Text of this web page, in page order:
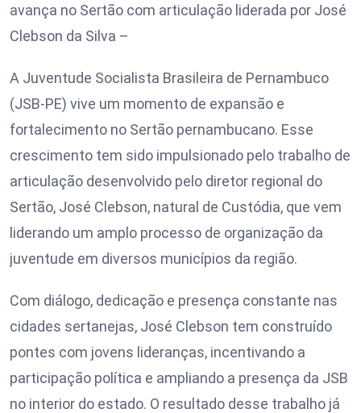
avança no Sertão com articulação liderada por José
Clebson da Silva –
A Juventude Socialista Brasileira de Pernambuco
(JSB-PE) vive um momento de expansão e
fortalecimento no Sertão pernambucano. Esse
crescimento tem sido impulsionado pelo trabalho de
articulação desenvolvido pelo diretor regional do
Sertão, José Clebson, natural de Custódia, que vem
liderando um amplo processo de organização da
juventude em diversos municípios da região.
Com diálogo, dedicação e presença constante nas
cidades sertanejas, José Clebson tem construído
pontes com jovens lideranças, incentivando a
participação política e ampliando a presença da JSB
no interior do estado. O resultado desse trabalho já